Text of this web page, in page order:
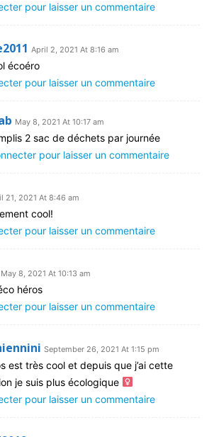
pour laisser un commentaire
April 2, 2021 At 8:16 am
écoéro
pour laisser un commentaire
May 8, 2021 At 10:17 am
2 sac de déchets par journée
pour laisser un commentaire
21, 2021 At 8:46 am
cool!
pour laisser un commentaire
May 8, 2021 At 10:13 am
héros
pour laisser un commentaire
September 26, 2021 At 1:15 pm
est très cool et depuis que j’ai cette
je suis plus écologique
pour laisser un commentaire